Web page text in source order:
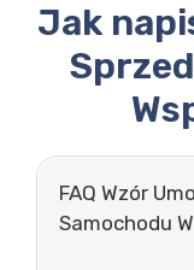
Jak
FAQ Wzór
Samochodu